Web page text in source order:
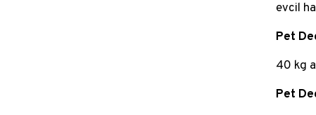
evcil
Pet
40 kg
Pet